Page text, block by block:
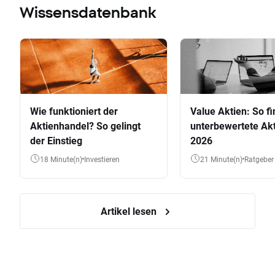
Wissensdatenbank
Wie funktioniert der
Aktienhandel? So gelingt
der Einstieg
18 Minute(n) Investieren
Value Aktien: So
unterbewertete
2026
21 Minute(n) Ratgeber
Artikel lesen